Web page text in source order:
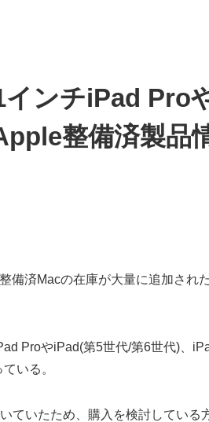
インチiPad
整備済製品
備済Macの在庫が大量に追加さ
ProやiPad(第5世代/第6世代)、
いる。
ていたため、購入を検討してい